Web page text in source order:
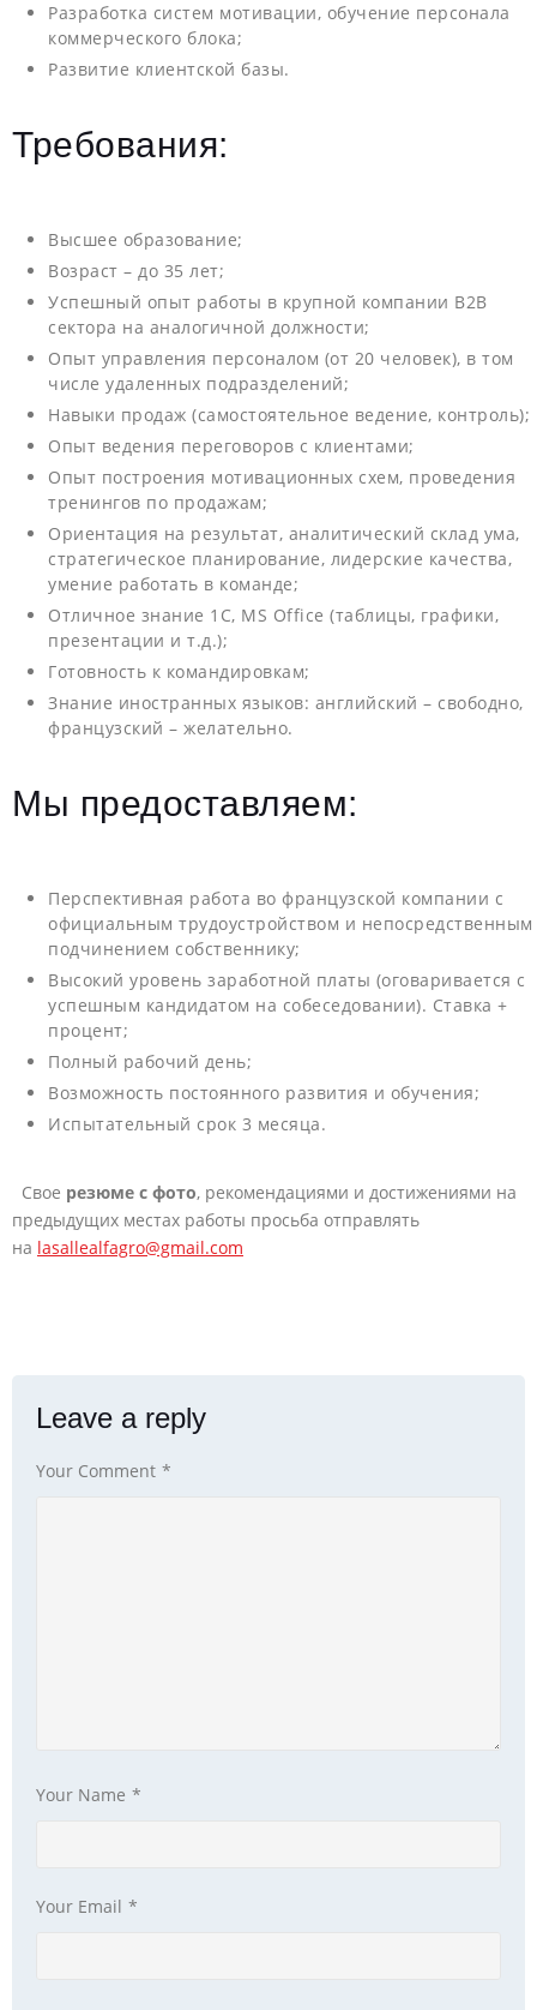
Разработка систем мотивации, обучение персонала
коммерческого блока;
Развитие клиентской базы.
Требования:
Высшее образование;
Возраст – до 35 лет;
Успешный опыт работы в крупной компании В2В
сектора на аналогичной должности;
Опыт управления персоналом (от 20 человек), в том
числе удаленных подразделений;
Навыки продаж (самостоятельное ведение, контроль);
Опыт ведения переговоров с клиентами;
Опыт построения мотивационных схем, проведения
тренингов по продажам;
Ориентация на результат, аналитический склад ума,
стратегическое планирование, лидерские качества,
умение работать в команде;
Отличное знание 1C, MS Office (таблицы, графики,
презентации и т.д.);
Готовность к командировкам;
Знание иностранных языков: английский – свободно,
французский – желательно.
Мы предоставляем:
Перспективная работа во французской компании с
официальным трудоустройством и непосредственным
подчинением собственнику;
Высокий уровень заработной платы (оговаривается с
успешным кандидатом на собеседовании). Ставка +
процент;
Полный рабочий день;
Возможность постоянного развития и обучения;
Испытательный срок 3 месяца.
Свое резюме с фото, рекомендациями и достижениями на
предыдущих местах работы просьба отправлять
на lasallealfagro@gmail.com
Leave a reply
Your Comment *
Your Name *
Your Email *